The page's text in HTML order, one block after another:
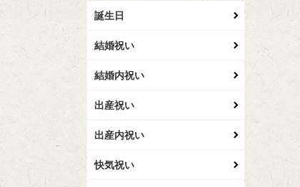
誕生日
結婚祝い
結婚内祝い
出産祝い
出産内祝い
快気祝い